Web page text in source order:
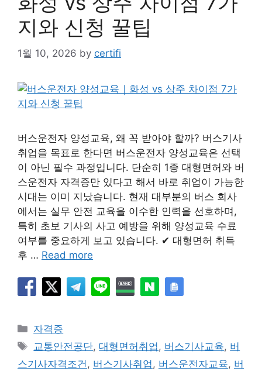
지와 신청 꿀팁
1월 10, 2026 by certifi
버스운전자 양성교육, 왜 꼭 받아야 할까? 버스기사
취업을 목표로 한다면 버스운전자 양성교육은 선택
이 아닌 필수 과정입니다. 단순히 1종 대형면허와 버
스운전자 자격증만 있다고 해서 바로 취업이 가능한
시대는 이미 지났습니다. 현재 대부분의 버스 회사
에서는 실무 안전 교육을 이수한 인력을 선호하며,
특히 초보 기사의 사고 예방을 위해 양성교육 수료
여부를 중요하게 보고 있습니다. ✔ 대형면허 취득
후 … Read more
Categories
자격증
Tags
교통안전공단,대형면허취업, 버스기사교육, 버
스기사자격조건, 버스기사취업, 버스운전자교육, 버